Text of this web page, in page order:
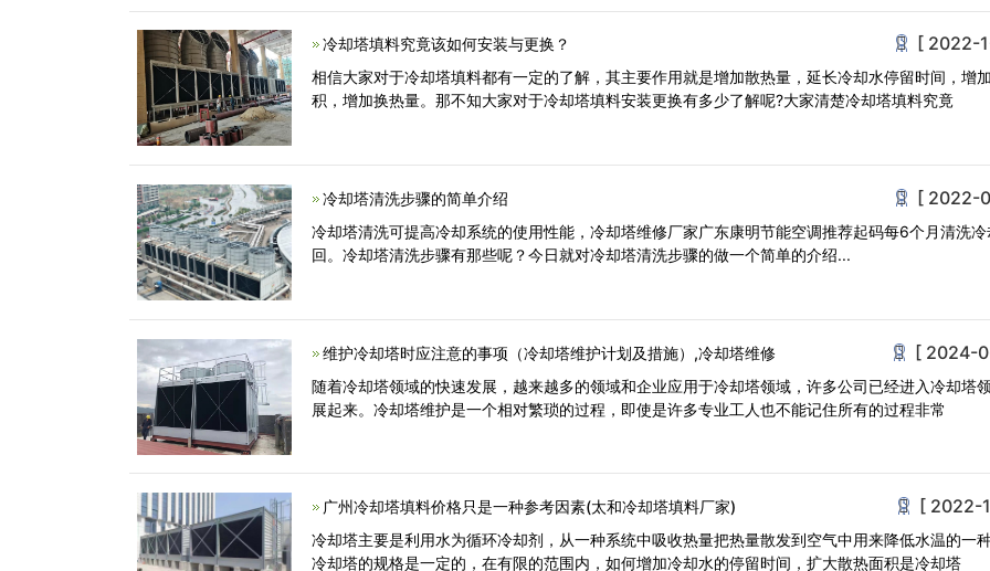
冷却塔填料究竟该如何安装与更换？ [ 2022-
相信大家对于冷却塔填料都有一定的了解，其主要作用就是增加散热量，延长冷却水停留时间，增
积，增加换热量。那不知大家对于冷却塔填料安装更换有多少了解呢?大家清楚冷却塔填料究竟
冷却塔清洗步骤的简单介绍 [ 2022-
冷却塔清洗可提高冷却系统的使用性能，冷却塔维修厂家广东康明节能空调推荐起码每6个月清洗
回。冷却塔清洗步骤有那些呢？今日就对冷却塔清洗步骤的做一个简单的介绍...
维护冷却塔时应注意的事项（冷却塔维护计划及措施）,冷却塔维修 [ 2024-
随着冷却塔领域的快速发展，越来越多的领域和企业应用于冷却塔领域，许多公司已经进入冷却塔
展起来。冷却塔维护是一个相对繁琐的过程，即使是许多专业工人也不能记住所有的过程非常
广州冷却塔填料价格只是一种参考因素(太和冷却塔填料厂家) [ 2022-
冷却塔主要是利用水为循环冷却剂，从一种系统中吸收热量把热量散发到空气中用来降低水温的一
冷却塔的规格是一定的，在有限的范围内，如何增加冷却水的停留时间，扩大散热面积是冷却塔